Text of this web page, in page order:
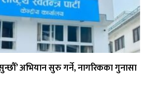
अभियान सुरु गर्ने, नागरिकका गुनासा